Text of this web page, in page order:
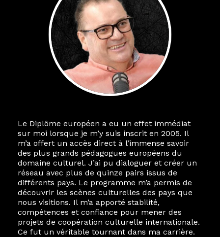
Le Diplôme européen a eu un effet immédiat
sur moi lorsque je m’y suis inscrit en 2005. Il
m’a offert un accès direct à l’immense savoir
des plus grands pédagogues européens du
domaine culturel. J’ai pu dialoguer et créer un
réseau avec plus de quinze pairs issus de
différents pays. Le programme m’a permis de
découvrir les scènes culturelles des pays que
nous visitions. Il m’a apporté stabilité,
compétences et confiance pour mener des
projets de coopération culturelle internationale.
Ce fut un véritable tournant dans ma carrière.
Le destin a voulu que ma vie privée et ma vie
professionnelle dans les arts soient étroitement
liées. Durant mon année au sein du Diplôme
Marcel Hicter, j’ai intégré un réseau européen
aussi inattendu que vibrant, qui s’est étendu
bien au-delà de la salle de classe. En quelques
mois, j’invitais mes camarades à collaborer sur
des projets allant de Baguio City à Pékin,
de Helsinki à Kuala Lumpur, Langkawi, Manille,
Tokyo et Varsovie, renforçant ainsi ma vision de
curatrice consistant à connecter des artistes à
travers les disciplines et les continents.